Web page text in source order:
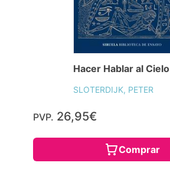
Hacer Hablar al Cielo
SLOTERDIJK, PETER
PVP. 26,95€
Comprar